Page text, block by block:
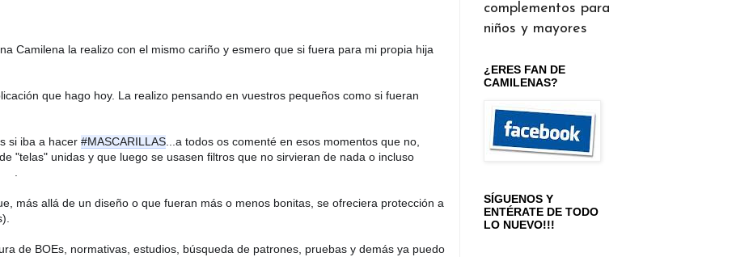
Camilena la realizo con el mismo cariño y esmero que si fuera para mi propia hija
que hago hoy. La realizo pensando en vuestros pequeños como si fueran
si iba a hacer #MASCARILLAS ...a todos os comenté en esos momentos que no,
"telas" unidas y que luego se usasen filtros que no sirvieran de nada o incluso
más allá de un diseño o que fueran más o menos bonitas, se ofreciera protección a
de BOEs, normativas, estudios, búsqueda de patrones, pruebas y demás ya puedo
complementos para
niños y mayores
¿ERES FAN DE
CAMILENAS?
SÍGUENOS Y
ENTÉRATE DE TODO
LO NUEVO!!!